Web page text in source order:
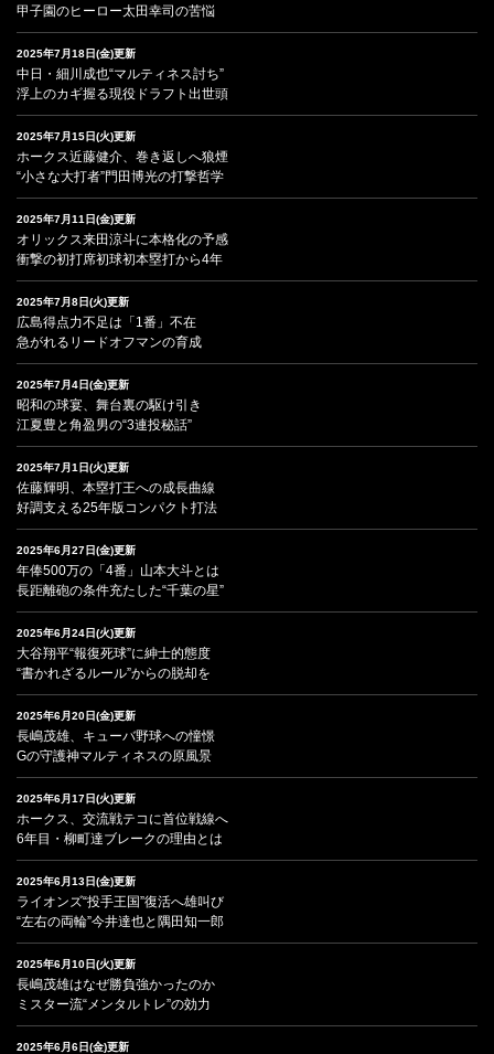
甲子園のヒーロー太田幸司の苦悩
2025年7月18日(金)更新
中日・細川成也“マルティネス討ち”
浮上のカギ握る現役ドラフト出世頭
2025年7月15日(火)更新
ホークス近藤健介、巻き返しへ狼煙
“小さな大打者”門田博光の打撃哲学
2025年7月11日(金)更新
オリックス来田涼斗に本格化の予感
衝撃の初打席初球初本塁打から4年
2025年7月8日(火)更新
広島得点力不足は「1番」不在
急がれるリードオフマンの育成
2025年7月4日(金)更新
昭和の球宴、舞台裏の駆け引き
江夏豊と角盈男の“3連投秘話”
2025年7月1日(火)更新
佐藤輝明、本塁打王への成長曲線
好調支える25年版コンパクト打法
2025年6月27日(金)更新
年俸500万の「4番」山本大斗とは
長距離砲の条件充たした“千葉の星”
2025年6月24日(火)更新
大谷翔平“報復死球”に紳士的態度
“書かれざるルール”からの脱却を
2025年6月20日(金)更新
長嶋茂雄、キューバ野球への憧憬
Gの守護神マルティネスの原風景
2025年6月17日(火)更新
ホークス、交流戦テコに首位戦線へ
6年目・柳町達ブレークの理由とは
2025年6月13日(金)更新
ライオンズ“投手王国”復活へ雄叫び
“左右の両輪”今井達也と隅田知一郎
2025年6月10日(火)更新
長嶋茂雄はなぜ勝負強かったのか
ミスター流“メンタルトレ”の効力
2025年6月6日(金)更新